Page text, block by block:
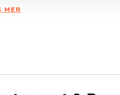
MER